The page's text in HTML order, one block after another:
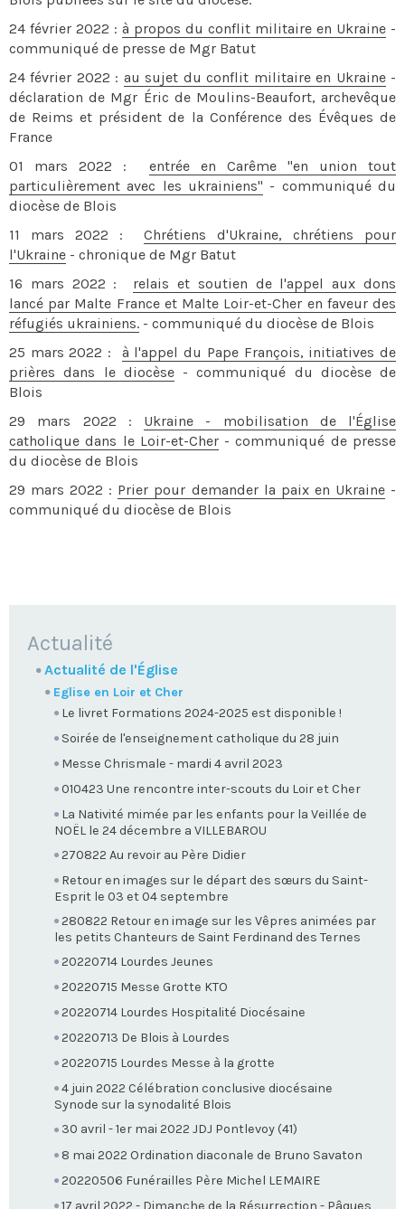
24 février 2022 : à propos du conflit militaire en Ukraine -
communiqué de presse de Mgr Batut
24 février 2022 : au sujet du conflit militaire en Ukraine-
déclaration de Mgr Éric de Moulins-Beaufort, archevêque
de Reims et président de la Conférence des Évêques de
France
01 mars 2022 : entrée en Carême "en union tout
particulièrement avec les ukrainiens" - communiqué du
diocèse de Blois
11 mars 2022 :Chrétiens d'Ukraine, chrétiens pour
l'Ukraine - chronique de Mgr Batut
16 mars 2022 : relais et soutien de l'appel aux dons
lancé par Malte France et Malte Loir-et-Cher en faveur des
réfugiés ukrainiens. - communiqué du diocèse de Blois
25 mars 2022 : à l'appel du Pape François, initiatives de
prières dans le diocèse- communiqué du diocèse de
Blois
29 mars 2022 : Ukraine - mobilisation de l'Église
catholique dans le Loir-et-Cher- communiqué de presse
du diocèse de Blois
29 mars 2022 : Prier pour demander la paix en Ukraine-
communiqué du diocèse de Blois
NAVIGATION
Actualité
Actualité de l'Église
Eglise en Loir et Cher
Le livret Formations 2024-2025 est disponible !
Soirée de l'enseignement catholique du 28 juin
Messe Chrismale - mardi 4 avril 2023
010423 Une rencontre inter-scouts du Loir et Cher
La Nativité mimée par les enfants pour la Veillée de
NOËL le 24 décembre a VILLEBAROU
270822 Au revoir au Père Didier
Retour en images sur le départ des sœurs du Saint-
Esprit le 03 et 04 septembre
280822 Retour en image sur les Vêpres animées par
les petits Chanteurs de Saint Ferdinand des Ternes
20220714 Lourdes Jeunes
20220715 Messe Grotte KTO
20220714 Lourdes Hospitalité Diocésaine
20220713 De Blois à Lourdes
20220715 Lourdes Messe à la grotte
4 juin 2022 Célébration conclusive diocésaine
Synode sur la synodalité Blois
30 avril - 1er mai 2022 JDJ Pontlevoy (41)
8 mai 2022 Ordination diaconale de Bruno Savaton
20220506 Funérailles Père Michel LEMAIRE
17 avril 2022 - Dimanche de la Résurrection - Pâques